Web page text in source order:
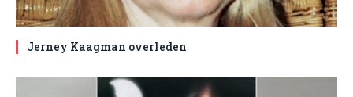
Jerney Kaagman overleden